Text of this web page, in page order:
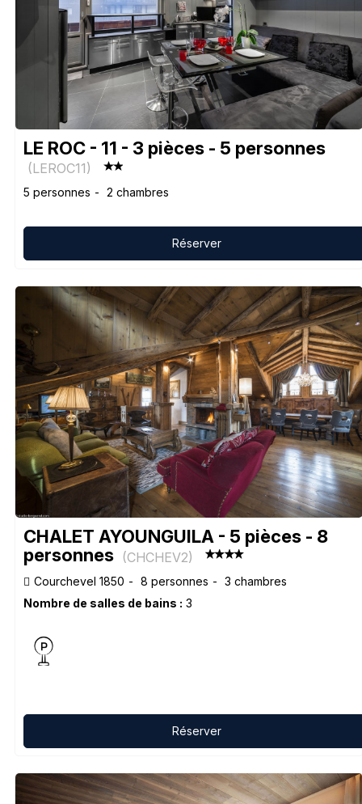
LE ROC - 11 - 3 pièces - 5 personnes
(LEROC11)
5 personnes 2 chambres
Réserver
CHALET AYOUNGUILA - 5 pièces - 8
personnes (CHCHEV2)
Courchevel 1850 8 personnes
3 chambres
Nombre de salles de bains : 3
Réserver